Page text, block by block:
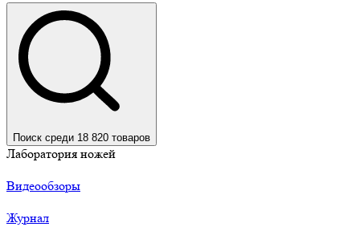
Поиск среди 18 820 товаров
Лаборатория ножей
Видеообзоры
Журнал